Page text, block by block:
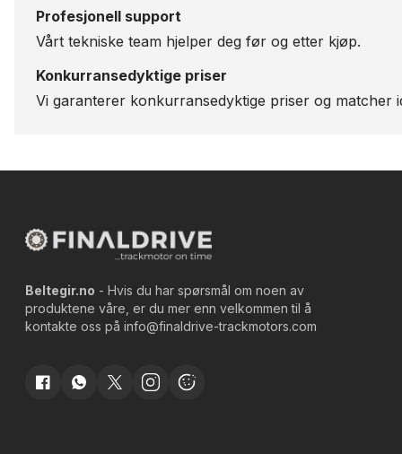
Profesjonell support
Vårt tekniske team hjelper deg før og etter kjøp.
Konkurransedyktige priser
Vi garanterer konkurransedyktige priser og matcher
Beltegir.no - Hvis du har spørsmål om noen av
produktene våre, er du mer enn velkommen til å
kontakte oss på info@finaldrive-trackmotors.com